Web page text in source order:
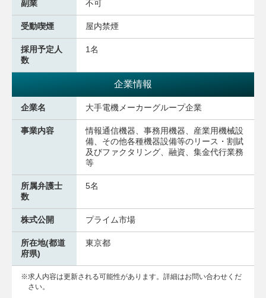
副業 不可
受動喫煙 屋内禁煙
採用予定人
数
1名
企業情報
企業名 大手電機メーカーグループ企業
事業内容
情報通信機器、事務用機器、産業用機械設
備、その他各種機器設備等のリース・割賦
及びファクタリング、融資、集金代行業務
等
所属弁護士
数
5名
株式公開 プライム市場
所在地(都道
府県)
東京都
求人内容は更新される可能性があります。詳細はお問い合わせくだ
さい。